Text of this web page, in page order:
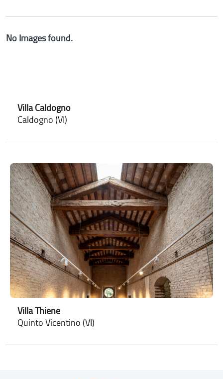
No Images found.
Villa Caldogno
Caldogno (VI)
Villa Thiene
Quinto Vicentino (VI)